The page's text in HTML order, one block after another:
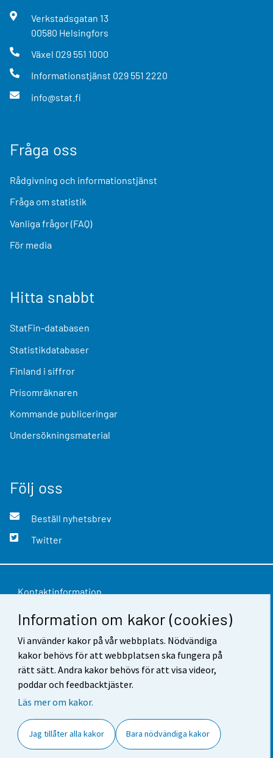
Information om kakor (cookies)
Vi använder kakor på vår webbplats. Nödvändiga
kakor behövs för att webbplatsen ska fungera på
rätt sätt. Andra kakor behövs för att visa videor,
poddar och feedbacktjäster.
Läs mer om kakor.
Jag tillåter alla kakor Bara nödvändiga kakor
Verkstadsgatan 13
00580 Helsingfors
Växel 029 551 1000
Informationstjänst 029 551 2220
info@stat.fi
Fråga oss
Rådgivning och informationstjänst
Fråga om statistik
Vanliga frågor (FAQ)
För media
Hitta snabbt
StatFin-databasen
Statistikdatabaser
Finland i siffror
Prisomräknaren
Kommande publiceringar
Undersökningsmaterial
Följ oss
Beställ nyhetsbrev
Twitter
Kontaktinformation
Respons
Användarvillkor
Dataskydd
Tillgänglighet
Cookie-inställningar